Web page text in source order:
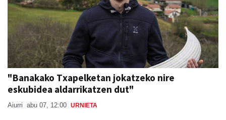
"Banakako Txapelketan jokatzeko nire
eskubidea aldarrikatzen dut"
Aiurri abu 07, 12:00 URNIETA